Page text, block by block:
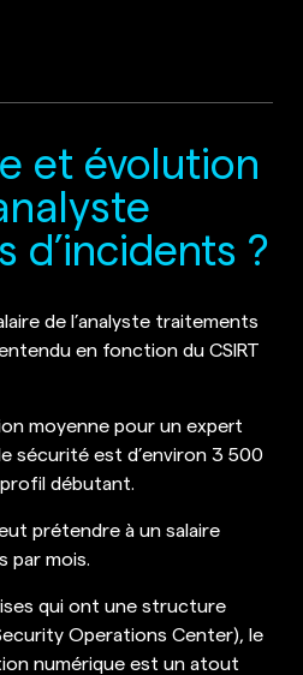
et évolution
d’incidents ?
de l’analyste traitements
en fonction du CSIRT
moyenne pour un expert
sécurité est d’environ 3 500
débutant.
prétendre à un salaire
par mois.
qui ont une structure
Operations Center), le
numérique est un atout